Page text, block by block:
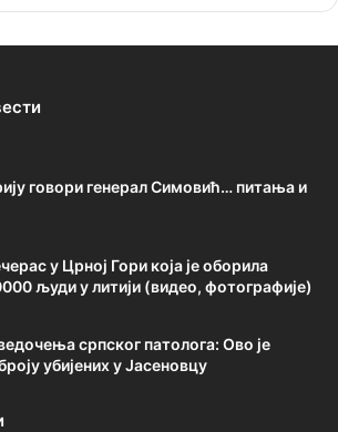
говори генерал Симовић… питања и
у Црној Гори која је оборила
људи у литији (видео, фотографије)
српског патолога: Ово је
убијених у Јасеновцу